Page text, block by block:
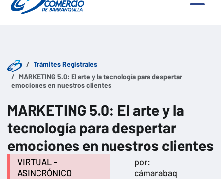
Trámites Registrales
MARKETING 5.0: El arte y la tecnología para despertar
emociones en nuestros clientes
MARKETING 5.0: El arte y la
tecnología para despertar
emociones en nuestros clientes
VIRTUAL -
ASINCRÓNICO
por:
cámarabaq